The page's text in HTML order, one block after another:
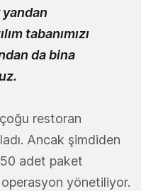
yandan
tabanımızı
da bina
restoran
Ancak şimdiden
adet paket
yönetiliyor.